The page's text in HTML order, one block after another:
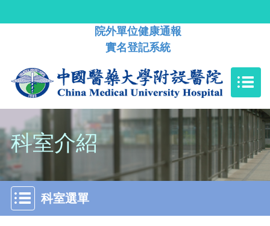
院外單位健康通報
實名登記系統
科室介紹
科室選單